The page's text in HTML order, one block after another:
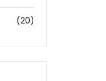
(20)